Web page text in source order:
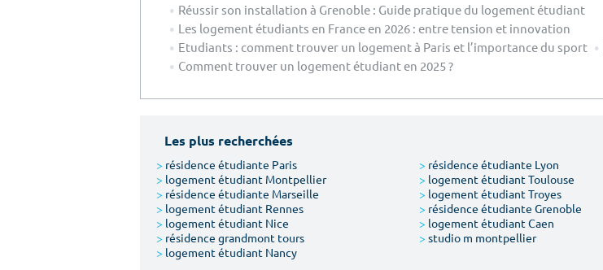
Réussir son installation à Grenoble : Guide pratique du logement étudiant
Les logement étudiants en France en 2026 : entre tension et innovation
Etudiants : comment trouver un logement à Paris et l’importance du sport
Comment trouver un logement étudiant en 2025 ?
Les plus recherchées
> résidence étudiante Paris > résidence étudiante Lyon
> logement étudiant Montpellier > logement étudiant Toulouse
> résidence étudiante Marseille > logement étudiant Troyes
> logement étudiant Rennes > résidence étudiante Grenoble
> logement étudiant Nice > logement étudiant Caen
> résidence grandmont tours > studio m montpellier
> logement étudiant Nancy